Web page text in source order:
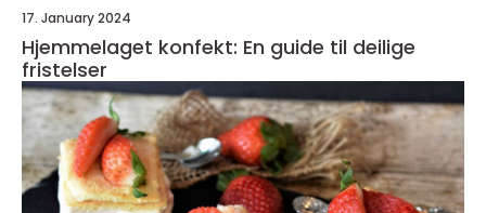
17. January 2024
Hjemmelaget konfekt: En guide til deilige
fristelser